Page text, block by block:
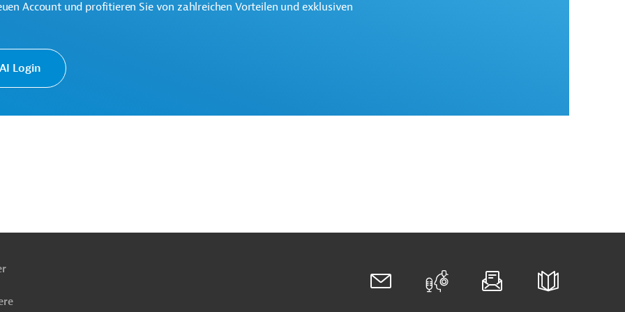
Gesetze in Schweden
Newsletter Recht
Rechtsentwicklungen weltweit.
Account und profitieren Sie von zahlreichen Vorteilen und exklusiven
Login